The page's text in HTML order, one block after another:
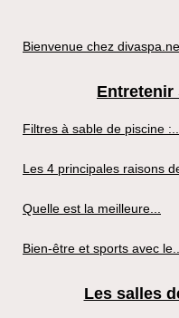
Bienvenue chez
Entretenir
Filtres à sable de piscine :...
Les 4 principales raisons
Quelle est la meilleure...
Bien-être et sports avec le...
Les salles